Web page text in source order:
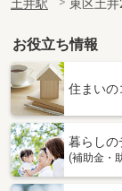
土井駅
東区土
お役立ち情報
住まいの
暮らしの
(補助金・